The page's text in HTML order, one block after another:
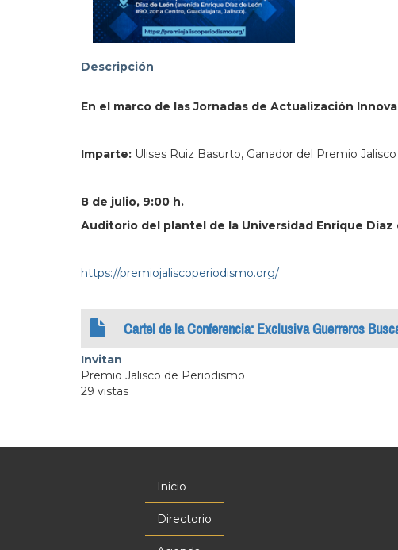
Descripción
En el marco de las Jornadas de Actualización
Imparte: Ulises Ruiz Basurto, Ganador del Premio
8 de julio, 9:00 h.
Auditorio del plantel de la Universidad Enrique Díaz
https://premiojaliscoperiodismo.org/
Cartel de la Conferencia: Exclusiva Guerreros
Invitan
Premio Jalisco de Periodismo
29 vistas
principal
Inicio
Directorio